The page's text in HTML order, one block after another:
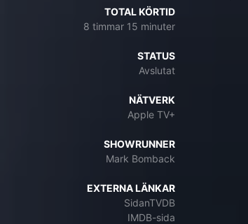
TOTAL KÖRTID
8 timmar 15 minuter
STATUS
Avslutat
NÄTVERK
Apple TV+
SHOWRUNNER
Mark Bomback
EXTERNA LÄNKAR
SidanTVDB
IMDB-sida